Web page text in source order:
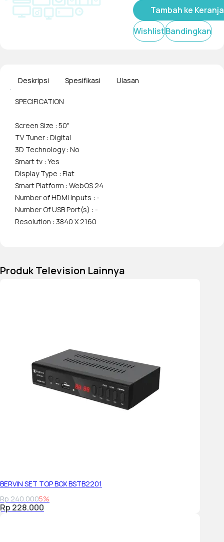
QNED
Color
α5 AI
r 4K
HDR (High
Tambah ke
WishlistBandingkan
Deskripsi Spesifikasi Ulasan
SPECIFICATION
Screen Size : 50"
TV Tuner : Digital
3D Technology : No
Smart tv : Yes
Display Type : Flat
Smart Platform : WebOS 24
Number of HDMI Inputs : -
Number Of USB Port(s) : -
Resolution : 3840 X 2160
Produk Television Lainnya
BERVIN SET TOP BOX BSTB2201
Rp 240.0005%
Rp 228.000